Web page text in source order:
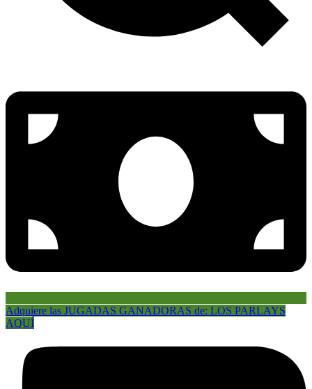
Adquiere las JUGADAS GANADORAS de: LOS PARLAYS
AQUÍ